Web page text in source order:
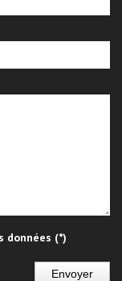
données (*)
Envoyer